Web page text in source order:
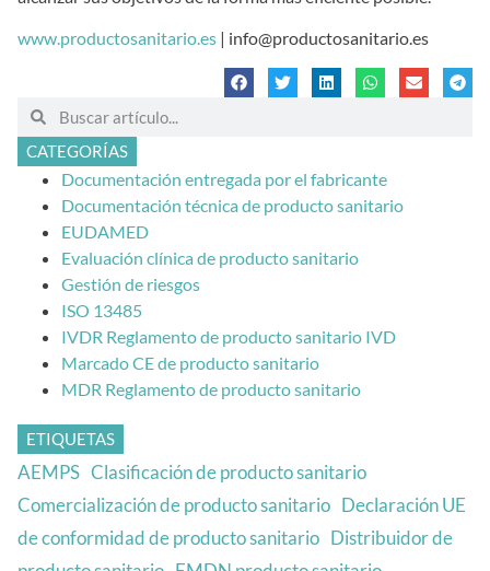
www.productosanitario.es | info@productosanitario.es
CATEGORÍAS
Documentación entregada por el fabricante
Documentación técnica de producto sanitario
EUDAMED
Evaluación clínica de producto sanitario
Gestión de riesgos
ISO 13485
IVDR Reglamento de producto sanitario IVD
Marcado CE de producto sanitario
MDR Reglamento de producto sanitario
ETIQUETAS
AEMPS Clasificación de producto sanitario
Comercialización de producto sanitario Declaración UE
de conformidad de producto sanitario Distribuidor de